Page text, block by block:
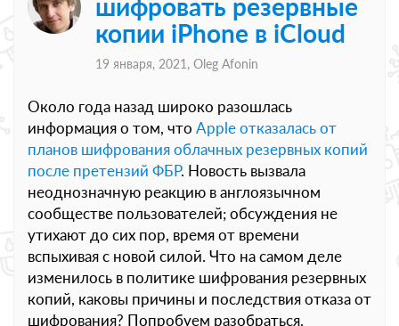
шифровать резервные
копии iPhone в iCloud
19 января, 2021, Oleg Afonin
Около года назад широко разошлась
информация о том, что Apple отказалась от
планов шифрованияоблачных резервных копий
после претензий ФБР. Новость вызвала
неоднозначную реакцию в англоязычном
сообществе пользователей; обсуждения не
утихают до сих пор, время от времени
вспыхивая с новой силой. Что на самом деле
изменилось в политике шифрования резервных
копий, каковы причины и последствия отказа от
шифрования? Попробуем разобраться.